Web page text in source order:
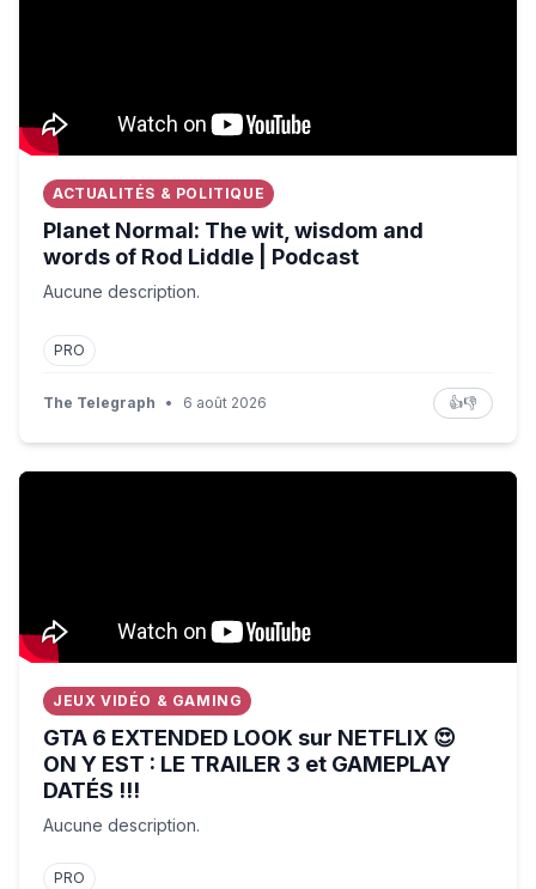
ACTUALITÉS & POLITIQUE
Planet Normal: The wit, wisdom and
words of Rod Liddle | Podcast
Aucune description.
PRO
The Telegraph • 6 août 2026 👍👎
GTA 6 EXTENDED LOOK sur NETFLIX 😍 ON Y EST :
JEUX VIDÉO & GAMING
GTA 6 EXTENDED LOOK sur NETFLIX 😍
ON Y EST : LE TRAILER 3 et GAMEPLAY
DATÉS !!!
Aucune description.
PRO